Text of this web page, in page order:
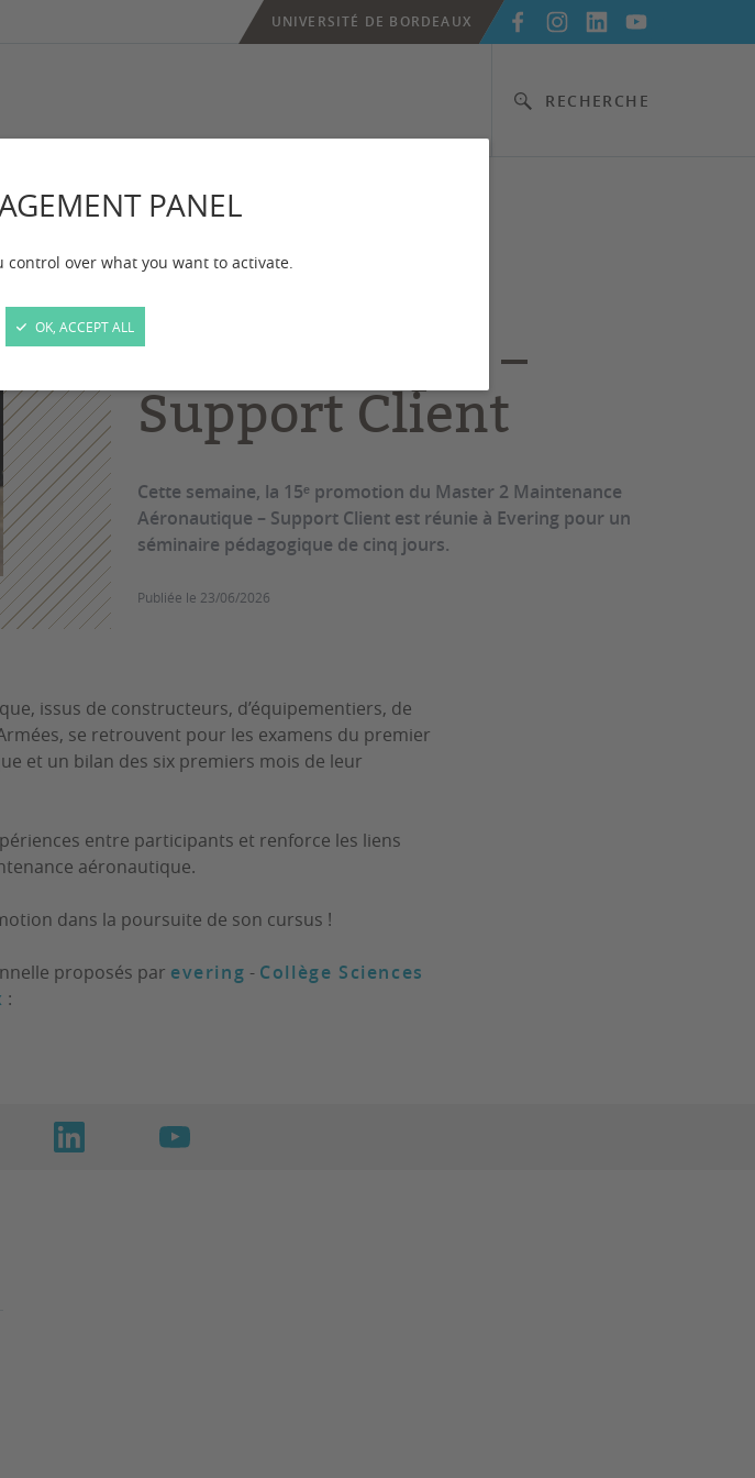
PANEL
control over what you want to activate.
OK, ACCEPT ALL
RECHERCHE
UNIVERSITÉ DE BORDEAUX
Master 2
Maintenance
Aéronautique –
Support Client
Cette semaine, la 15ᵉ promotion du Master 2 Maintenance
Aéronautique – Support Client est réunie à Evering pour un
séminaire pédagogique de cinq jours.
Publiée le 23/06/2026
issus de constructeurs, d’équipementiers, de
se retrouvent pour les examens du premier
et un bilan des six premiers mois de leur
entre participants et renforce les liens
aéronautique.
dans la poursuite de son cursus !
proposés par evering - Collège Sciences
: